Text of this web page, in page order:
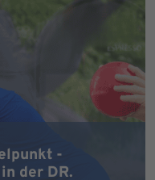
-
der DR.